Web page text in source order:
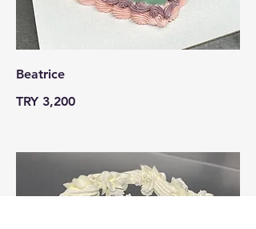
Beatrice
TRY 3,200